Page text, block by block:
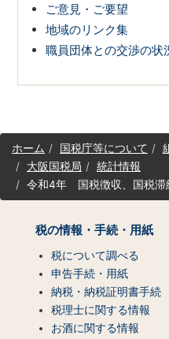
ご意見・ご要望
地域のリンク集
職員団体との交渉の状
サ
イホーム 国税庁等について
大阪国税局
統計情報
令和4年 国税徴収、国税滞
税の情報・手続・用紙
税について調べる
申告手続・用紙
納税・納税証明書手続
税理士に関する情報
お酒に関する情報